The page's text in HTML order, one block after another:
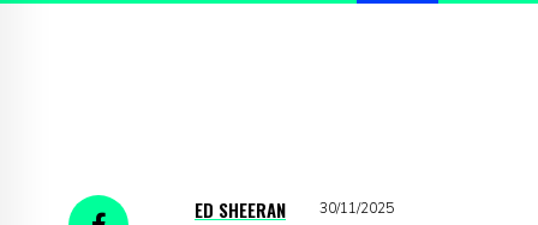
ED SHEERAN 30/11/2025